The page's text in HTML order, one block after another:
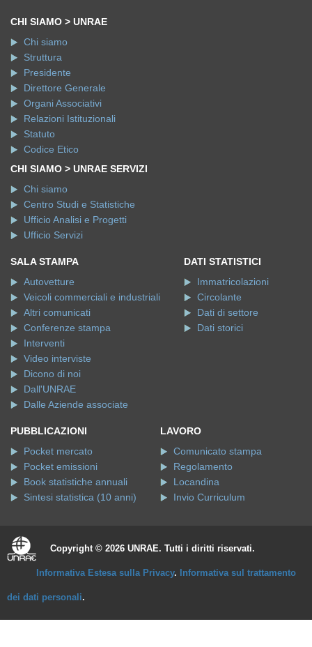
CHI SIAMO > UNRAE
Chi siamo
Struttura
Presidente
Direttore Generale
Organi Associativi
Relazioni Istituzionali
Statuto
Codice Etico
CHI SIAMO > UNRAE SERVIZI
Chi siamo
Centro Studi e Statistiche
Ufficio Analisi e Progetti
Ufficio Servizi
SALA STAMPA
Autovetture
Veicoli commerciali e industriali
Altri comunicati
Conferenze stampa
Interventi
Video interviste
Dicono di noi
Dall'UNRAE
Dalle Aziende associate
DATI STATISTICI
Immatricolazioni
Circolante
Dati di settore
Dati storici
PUBBLICAZIONI
Pocket mercato
Pocket emissioni
Book statistiche annuali
Sintesi statistica (10 anni)
LAVORO
Comunicato stampa
Regolamento
Locandina
Invio Curriculum
Copyright © 2026 UNRAE. Tutti i diritti riservati.
Informativa Estesa sulla Privacy. Informativa sul trattamento
dei dati personali.